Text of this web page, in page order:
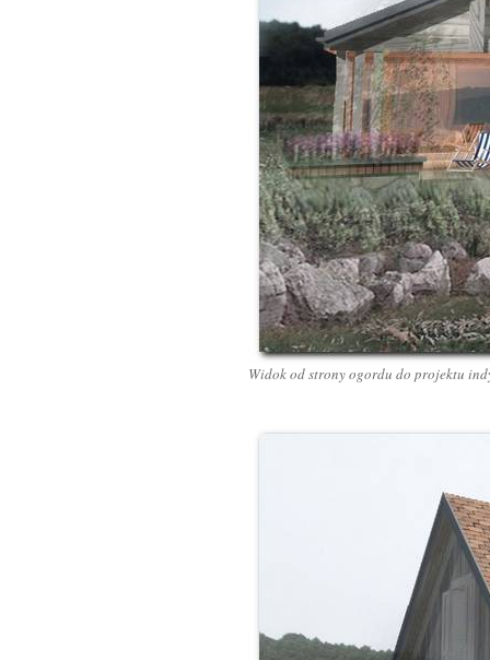
Widok od strony ogordu do projektu